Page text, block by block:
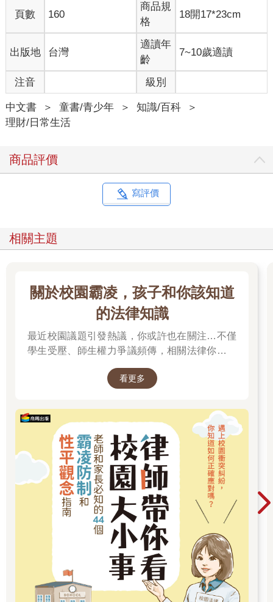
頁數 160
商品規
格
18開17*23cm
出版地 台灣
適讀年
齡
7~10歲適讀
注音 級別
中文書 ＞ 童書/青少年 ＞ 知識/百科
＞
理財/日常生活
商品評價
寫評價
相關主題
關於校園霸凌，孩子和你該知道
的法律知識
最近校園議題引發熱議，你或許也在關注…不僅
學生受壓、師生權力爭議頻傳，相關法律你有了
看更多